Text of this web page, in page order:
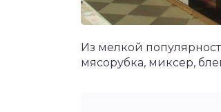
Из мелкой
мясорубка, миксер,